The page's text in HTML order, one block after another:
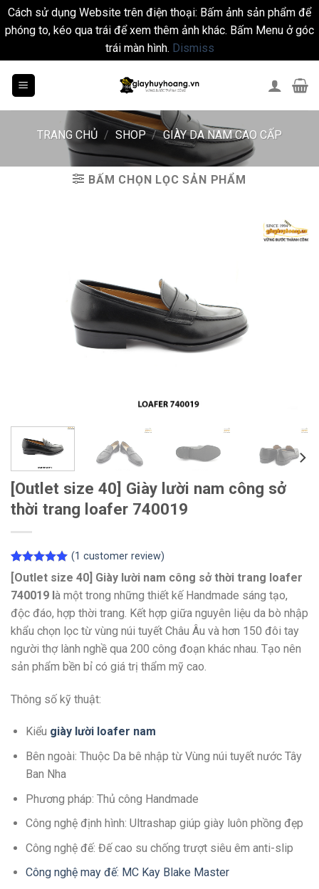
Cách sử dụng Website trên điện thoại: Bấm ảnh sản phẩm để
phóng to, kéo qua trái để xem thêm ảnh khác. Bấm Menu ở góc
trái màn hình. Dismiss
TRANG CHỦ / SHOP / GIÀY DA NAM CAO CẤP
BẤM CHỌN LỌC SẢN PHẨM
[Outlet size 40] Giày lười nam công sở
thời trang loafer 740019
Rated5.00
out of 5
based on
1
customer
rating
(1 customer review)
[Outlet size 40] Giày lười nam công sở thời trang loafer
740019 là một trong những thiết kế Handmade sáng tạo,
độc đáo, hợp thời trang. Kết hợp giữa nguyên liệu da bò nhập
khẩu chọn lọc từ vùng núi tuyết Châu Âu và hơn 150 đôi tay
người thợ lành nghề qua 200 công đoạn khác nhau. Tạo nên
sản phẩm bền bỉ có giá trị thẩm mỹ cao.
Thông số kỹ thuật:
Kiểu giày lười loafer nam
Bên ngoài: Thuộc Da bê nhập từ Vùng núi tuyết nước Tây
Ban Nha
Phương pháp: Thủ công Handmade
Công nghệ định hình: Ultrashap giúp giày luôn phồng đẹp
Công nghệ đế: Đế cao su chống trượt siêu êm anti-slip
Công nghệ may đế: MC Kay Blake Master